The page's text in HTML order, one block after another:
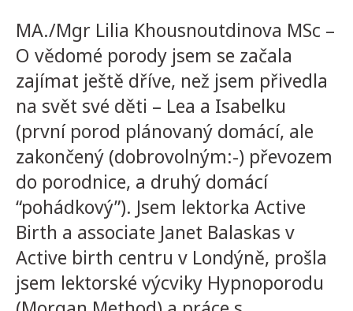
MA./Mgr Lilia Khousnoutdinova MSc –
O vědomé porody jsem se začala
zajímat ještě dříve, než jsem přivedla
na svět své děti – Lea a Isabelku
(první porod plánovaný domácí, ale
zakončený (dobrovolným:-) převozem
do porodnice, a druhý domácí
“pohádkový”). Jsem lektorka Active
Birth a associate Janet Balaskas v
Active birth centru v Londýně, prošla
jsem lektorské výcviky Hypnoporodu